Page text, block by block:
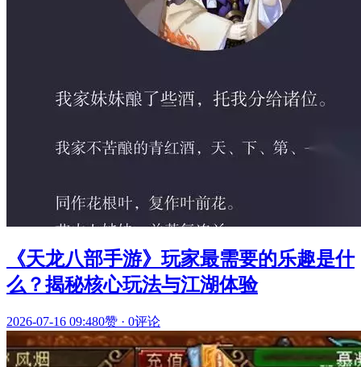
《天龙八部手游》玩家最需要的乐趣是什
么？揭秘核心玩法与江湖体验
2026-07-16 09:480赞 · 0评论